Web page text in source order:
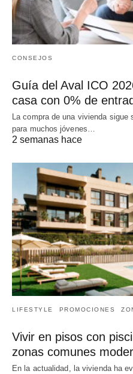
CONSEJOS
Guía del Aval ICO
casa con 0% de
La compra de una vivienda sigue
para muchos jóvenes…
2 semanas hace
LIFESTYLE PROMOCIONES
Vivir en pisos con
zonas comunes
En la actualidad, la vivienda ha